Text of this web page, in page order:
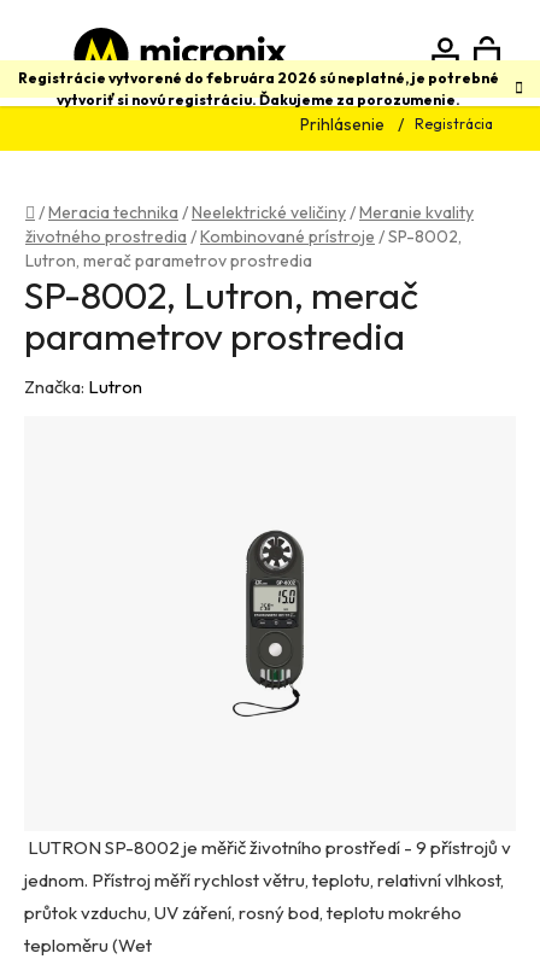
obsah
Registrácie vytvorené do februára 2026 sú neplatné, je potrebné
vytvoriť si novú registráciu. Ďakujeme za porozumenie.
Prihlásenie Registrácia
Hľadať
Domov
/Meracia technika /Neelektrické veličiny/Meranie kvality
životného prostredia /Kombinované prístroje /SP-8002,
Lutron, merač parametrov prostredia
LUTRON SP-8002 je měřič životního prostředí - 9 přístrojů v
jednom. Přístroj měří rychlost větru, teplotu, relativní vlhkost,
průtok vzduchu, UV záření, rosný bod, teplotu mokrého
teploměru (Wet
SP-8002, Lutron, merač
parametrov prostredia
Značka: Lutron